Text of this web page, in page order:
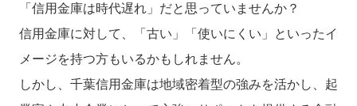
「信用金庫は時代遅れ」だと思っていませんか？
信用金庫に対して、「古い」「使いにくい」といったイ
メージを持つ方もいるかもしれません。
しかし、千葉信用金庫は地域密着型の強みを活かし、起